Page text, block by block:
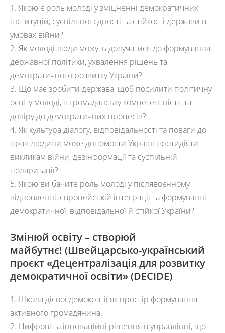
1. Якою є роль молоді у зміцненні демократичних
інституцій, суспільної єдності та стійкості держави в
умовах війни?
2. Як молоді люди можуть долучатися до формування
державної політики, ухвалення рішень та
демократичного розвитку України?
3. Що має зробити держава, щоб посилити політичну
освіту молоді, її громадянську компетентність та
довіру до демократичних процесів?
4. Як культура діалогу, відповідальності та поваги до
прав людини може допомогти Україні протидіяти
викликам війни, дезінформації та суспільній
поляризації?
5. Якою ви бачите роль молоді у післявоєнному
відновленні, європейській інтеграції та формуванні
демократичної, відповідальної й стійкої України?
Змінюй освіту – створюй
майбутнє! (Швейцарсько-український
проєкт «Децентралізація для розвитку
демократичної освіти» (DECIDE)
1. Школа дієвої демократії як простір формування
активного громадянина.
2. Цифрові та інноваційні рішення в управлінні, що